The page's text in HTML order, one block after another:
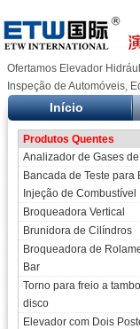
Ofertamos Elevador
Inspeção de Automóveis,
Início
Produtos Quentes
Analizador de Gases
Bancada de Teste para
Injeção de Combustível
Broqueadora Vertical
Brunidora de Cilíndros
Broqueadora de
Bar
Torno para freio a
disco
Elevador com Dois